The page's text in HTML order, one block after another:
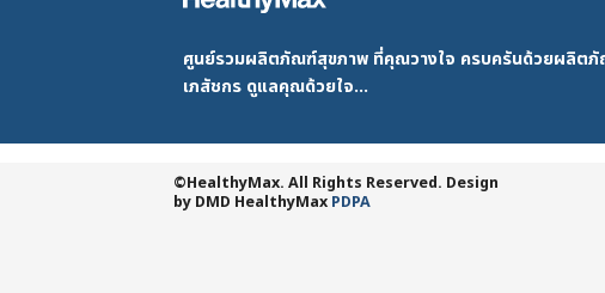
ศูนย์รวมผลิตภัณฑ์สุขภาพ ที่คุณวางใจ ครบครันด้วยผลิตภั
เภสัชกร ดูแลคุณด้วยใจ...
©HealthyMax. All Rights Reserved. Design
by DMD HealthyMax PDPA